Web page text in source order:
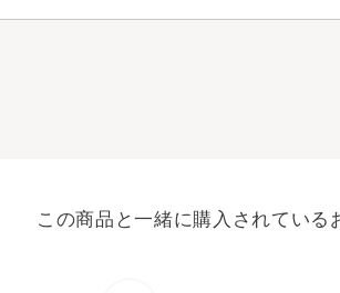
この商品と一緒に購入されている